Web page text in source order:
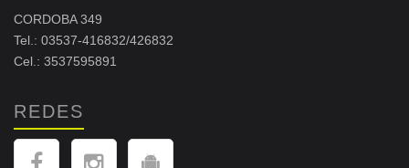
CORDOBA 349
Tel.: 03537-416832/426832
Cel.: 3537595891
REDES